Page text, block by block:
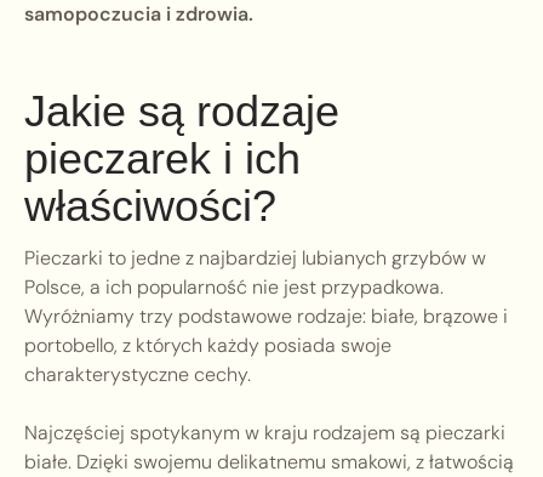
samopoczucia i zdrowia.
Jakie są rodzaje
pieczarek i ich
właściwości?
Pieczarki to jedne z najbardziej lubianych grzybów w
Polsce, a ich popularność nie jest przypadkowa.
Wyróżniamy trzy podstawowe rodzaje: białe, brązowe i
portobello, z których każdy posiada swoje
charakterystyczne cechy.
Najczęściej spotykanym w kraju rodzajem są pieczarki
białe. Dzięki swojemu delikatnemu smakowi, z łatwością